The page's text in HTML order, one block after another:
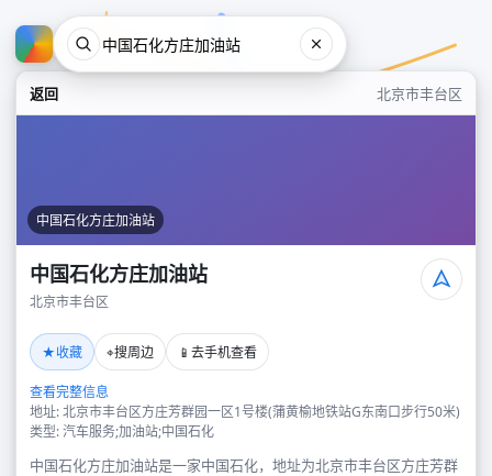
返回 北京市丰台区
中国石化方庄加油站
中国石化方庄加油站
北京市丰台区
★收藏 ⌖搜周边 📱 去手机查看
查看完整信息
地址: 北京市丰台区方庄芳群园一区1号楼(蒲黄榆地铁站G东南口步行50米)
类型: 汽车服务;加油站;中国石化
中国石化方庄加油站是一家中国石化，地址为北京市丰台区方庄芳群